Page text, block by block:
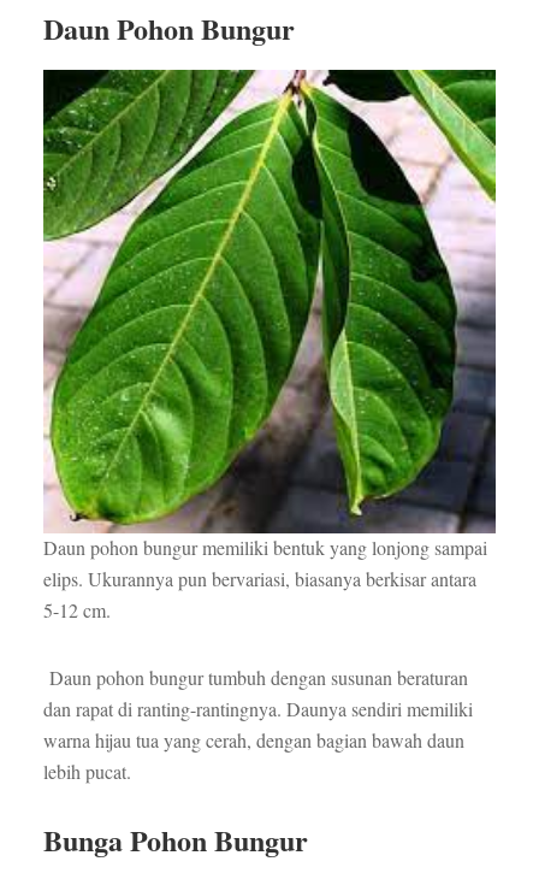
Daun Pohon Bungur
Daun pohon bungur memiliki bentuk yang lonjong sampai
elips. Ukurannya pun bervariasi, biasanya berkisar antara
5-12 cm.
Daun pohon bungur tumbuh dengan susunan beraturan
dan rapat di ranting-rantingnya. Daunya sendiri memiliki
warna hijau tua yang cerah, dengan bagian bawah daun
lebih pucat.
Bunga Pohon Bungur